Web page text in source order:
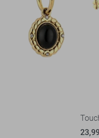
23,99